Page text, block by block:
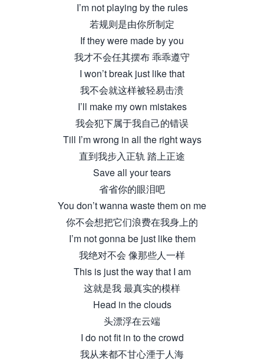
I’m not playing by the rules
若规则是由你所制定
If they were made by you
我才不会任其摆布 乖乖遵守
I won’t break just like that
我不会就这样被轻易击溃
I’ll make my own mistakes
我会犯下属于我自己的错误
Till I’m wrong in all the right ways
直到我步入正轨 踏上正途
Save all your tears
省省你的眼泪吧
You don’t wanna waste them on me
你不会想把它们浪费在我身上的
I’m not gonna be just like them
我绝对不会 像那些人一样
This is just the way that I am
这就是我 最真实的模样
Head in the clouds
头漂浮在云端
I do not fit in to the crowd
我从来都不甘心湮于人海